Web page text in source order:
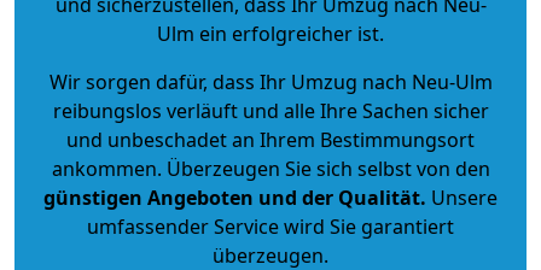
Ulm ein erfolgreicher ist.
Wir sorgen dafür, dass Ihr Umzug nach Neu-Ulm
reibungslos verläuft und alle Ihre Sachen sicher
und unbeschadet an Ihrem Bestimmungsort
ankommen. Überzeugen Sie sich selbst von den
günstigen Angeboten und der Qualität. Unsere
umfassender Service wird Sie garantiert
überzeugen.